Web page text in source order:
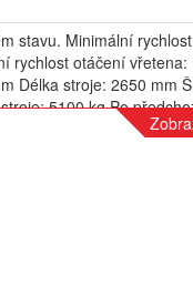
stavu. Minimální
rychlost otáčení vřetena:
Délka stroje: 2650 mm
5100 kg Po